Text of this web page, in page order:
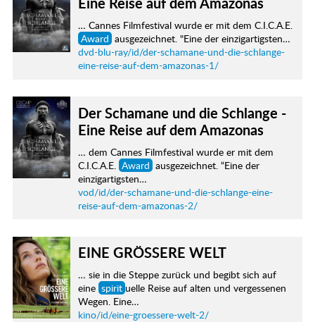
… Cannes Filmfestival wurde er mit dem C.I.C.A.E.
Award ausgezeichnet. "Eine der einzigartigsten…
dvd-blu-ray/id/der-schamane-und-die-schlange-
eine-reise-auf-dem-amazonas-1/
Der Schamane und die Schlange -
Eine Reise auf dem Amazonas
… dem Cannes Filmfestival wurde er mit dem
C.I.C.A.E. Award ausgezeichnet. “Eine der
einzigartigsten…
vod/id/der-schamane-und-die-schlange-eine-
reise-auf-dem-amazonas-2/
EINE GRÖSSERE WELT
… sie in die Steppe zurück und begibt sich auf
eine spirit uelle Reise auf alten und vergessenen
Wegen. Eine…
kino/id/eine-groessere-welt-2/